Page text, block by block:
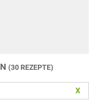
(30 REZEPTE)
X